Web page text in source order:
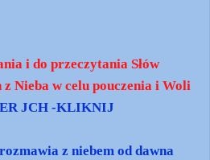
i do przeczytania Słów
Nieba w celu pouczenia i Woli
JCH -KLIKNIJ
z niebem od dawna